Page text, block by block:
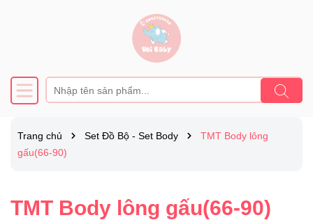
Trang chủ Set Đồ Bộ - Set Body
TMT Body lông
gấu(66-90)
TMT Body lông gấu(66-90)